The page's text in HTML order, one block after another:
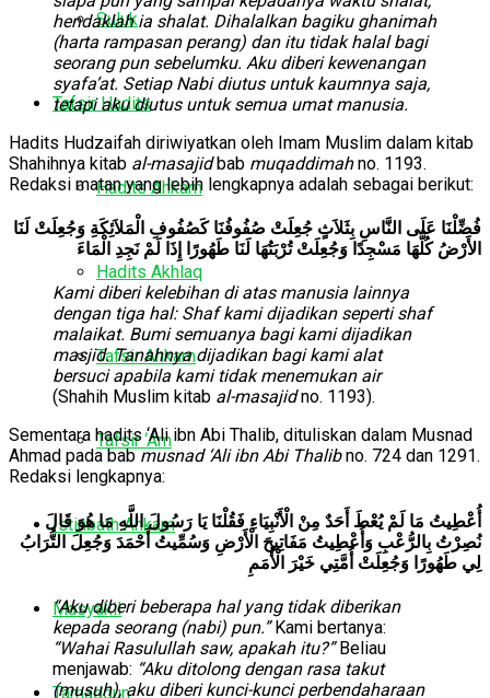
Suluk
Tafsir Hadits
Hadits Ahkam
Hadits Akhlaq
Tafsir Ahkam
Tafsir ‘Am
Istinbath Ahkam
Masyakil
Tamaddun
hendaklah ia shalat. Dihalalkan bagiku ghanimah
(harta rampasan perang) dan itu tidak halal bagi
seorang pun sebelumku. Aku diberi kewenangan
syafa’at. Setiap Nabi diutus untuk kaumnya saja,
tetapi aku diutus untuk semua umat manusia.
Hadits Hudzaifah diriwiyatkan oleh Imam Muslim dalam kitab
Shahihnya kitab al-masajidbab muqaddimahno. 1193.
Redaksi matan yang lebih lengkapnya adalah sebagai berikut:
فُضِّلْنَا عَلَى النَّاسِ بِثَلاَثٍ جُعِلَتْ صُفُوفُنَا كَصُفُوفِ الْمَلاَئِكَةِ وَجُعِلَتْ لَنَا
الأَرْضُ كُلُّهَا مَسْجِدًا وَجُعِلَتْ تُرْبَتُهَا لَنَا طَهُورًا إِذَا لَمْ نَجِدِ الْمَاءَ
Kami diberi kelebihan di atas manusia lainnya
dengan tiga hal: Shaf kami dijadikan seperti shaf
malaikat. Bumi semuanya bagi kami dijadikan
masjid. Tanahnya dijadikan bagi kami alat
bersuci apabila kami tidak menemukan air
(Shahih Muslim kitab al-masajidno. 1193).
Sementara hadits ‘Ali ibn Abi Thalib, dituliskan dalam Musnad
Ahmad pada bab musnad ‘Ali ibn Abi Thalibno. 724 dan 1291.
Redaksi lengkapnya:
أُعْطِيتُ مَا لَمْ يُعْطَ أَحَدٌ مِنْ الْأَنْبِيَاءِ فَقُلْنَا يَا رَسُولَ اللَّهِ مَا هُوَ قَالَ
نُصِرْتُ بِالرُّعْبِ وَأُعْطِيتُ مَفَاتِيحَ الْأَرْضِ وَسُمِّيتُ أَحْمَدَ وَجُعِلَ التُّرَابُ
لِي طَهُورًا وَجُعِلَتْ أُمَّتِي خَيْرَ الْأُمَمِ
“Aku diberi beberapa hal yang tidak diberikan
kepada seorang (nabi) pun.”Kami bertanya:
“Wahai Rasulullah saw, apakah itu?”Beliau
menjawab: “Aku ditolong dengan rasa takut
(musuh), aku diberi kunci-kunci perbendaharaan